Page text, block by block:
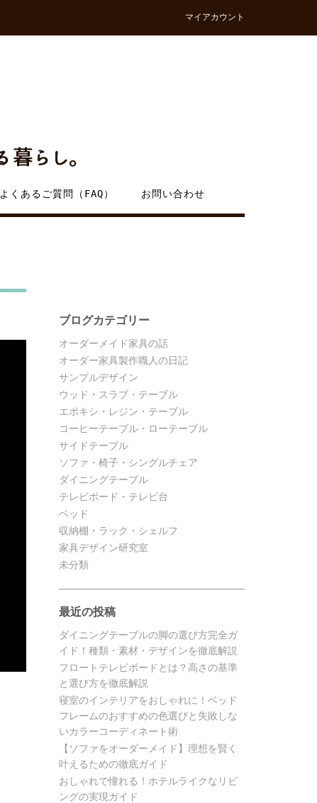
マイアカウント
よくあるご質問（FAQ） お問い合わせ
ブログカテゴリー
オーダーメイド家具の話
オーダー家具製作職人の日記
サンプルデザイン
ウッド・スラブ・テーブル
エポキシ・レジン・テーブル
コーヒーテーブル・ローテーブル
サイドテーブル
ソファ・椅子・シングルチェア
ダイニングテーブル
テレビボード・テレビ台
ベッド
収納棚・ラック・シェルフ
家具デザイン研究室
未分類
最近の投稿
ダイニングテーブルの脚の選び方完全ガ
イド！種類・素材・デザインを徹底解説
フロートテレビボードとは？高さの基準
と選び方を徹底解説
寝室のインテリアをおしゃれに！ベッド
フレームのおすすめの色選びと失敗しな
いカラーコーディネート術
【ソファをオーダーメイド】理想を賢く
叶えるための徹底ガイド
おしゃれで憧れる！ホテルライクなリビ
ングの実現ガイド